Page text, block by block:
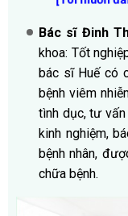
Bác sĩ Đinh
khoa: Tốt
bác sĩ Huế có
bệnh viêm
tình dục, tư
kinh nghiệm,
bệnh nhân,
chữa bệnh.